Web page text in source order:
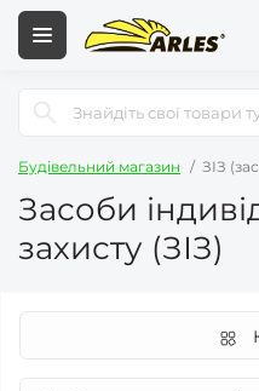
Будівельний магазин ЗІЗ
Засоби
захисту (ЗІЗ)